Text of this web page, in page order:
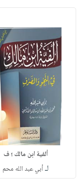
ألفية ابن مالك ؛ ف
لـأبي عبد الله محم